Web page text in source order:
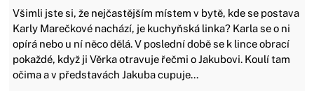
Všimli jste si, že nejčastějším místem v bytě, kde se postava
Karly Marečkové nachází, je kuchyňská linka? Karla se o ni
opírá nebo u ní něco dělá. V poslední době se k lince obrací
pokaždé, když ji Věrka otravuje řečmi o Jakubovi. Koulí tam
očima a v představách Jakuba cupuje...